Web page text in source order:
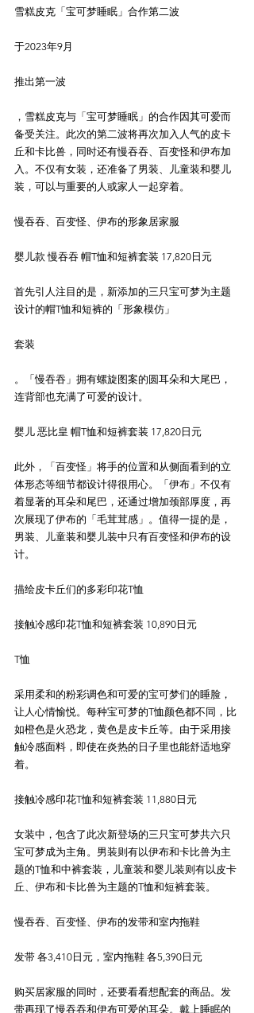
雪糕皮克「宝可梦睡眠」合作第二波
于2023年9月
推出第一波
，雪糕皮克与「宝可梦睡眠」的合作因其可爱而
备受关注。此次的第二波将再次加入人气的皮卡
丘和卡比兽，同时还有慢吞吞、百变怪和伊布加
入。不仅有女装，还准备了男装、儿童装和婴儿
装，可以与重要的人或家人一起穿着。
慢吞吞、百变怪、伊布的形象居家服
婴儿款 慢吞吞 帽T恤和短裤套装 17,820日元
首先引人注目的是，新添加的三只宝可梦为主题
设计的帽T恤和短裤的「形象模仿」
套装
。「慢吞吞」拥有螺旋图案的圆耳朵和大尾巴，
连背部也充满了可爱的设计。
婴儿 恶比皇 帽T恤和短裤套装 17,820日元
此外，「百变怪」将手的位置和从侧面看到的立
体形态等细节都设计得很用心。「伊布」不仅有
着显著的耳朵和尾巴，还通过增加颈部厚度，再
次展现了伊布的「毛茸茸感」。值得一提的是，
男装、儿童装和婴儿装中只有百变怪和伊布的设
计。
描绘皮卡丘们的多彩印花T恤
接触冷感印花T恤和短裤套装 10,890日元
T恤
采用柔和的粉彩调色和可爱的宝可梦们的睡脸，
让人心情愉悦。每种宝可梦的T恤颜色都不同，比
如橙色是火恐龙，黄色是皮卡丘等。由于采用接
触冷感面料，即使在炎热的日子里也能舒适地穿
着。
接触冷感印花T恤和短裤套装 11,880日元
女装中，包含了此次新登场的三只宝可梦共六只
宝可梦成为主角。男装则有以伊布和卡比兽为主
题的T恤和中裤套装，儿童装和婴儿装则有以皮卡
丘、伊布和卡比兽为主题的T恤和短裤套装。
慢吞吞、百变怪、伊布的发带和室内拖鞋
发带 各3,410日元，室内拖鞋 各5,390日元
购买居家服的同时，还要看看想配套的商品。发
带再现了慢吞吞和伊布可爱的耳朵。戴上睡眠的